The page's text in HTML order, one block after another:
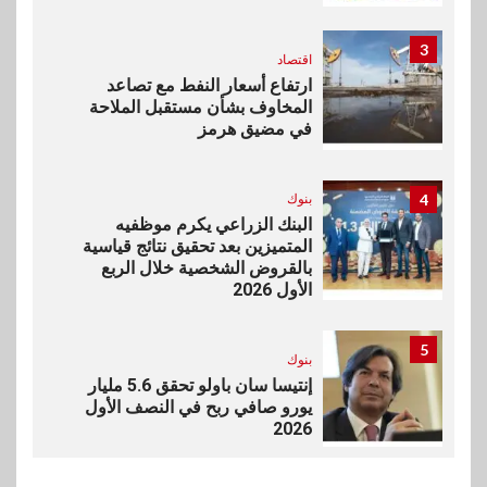
3
اقتصاد
ارتفاع أسعار النفط مع تصاعد
المخاوف بشأن مستقبل الملاحة
في مضيق هرمز
4 بنوك
البنك الزراعي يكرم موظفيه
المتميزين بعد تحقيق نتائج قياسية
بالقروض الشخصية خلال الربع
الأول 2026
5
بنوك
إنتيسا سان باولو تحقق 5.6 مليار
يورو صافي ربح في النصف الأول
2026